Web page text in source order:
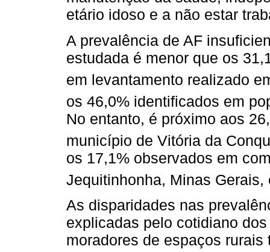
etário idoso e a não estar
A prevalência de AF
estudada é menor que os
em levantamento realizado
os 46,0% identificados em
No entanto, é próximo aos
município de Vitória da
os 17,1% observados em
Jequitinhonha, Minas Gerais,
As disparidades nas
explicadas pelo cotidiano
moradores de espaços